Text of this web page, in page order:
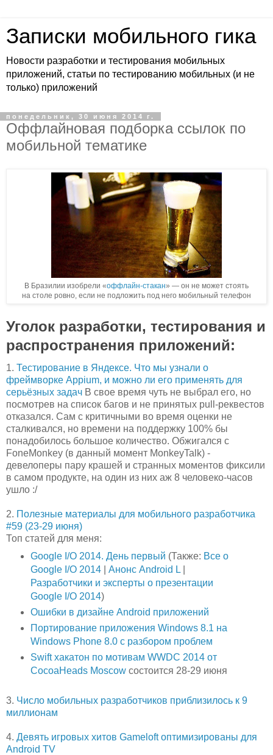
Записки мобильного гика
Новости разработки и тестирования мобильных
приложений, статьи по тестированию мобильных (и не
только) приложений
понедельник, 30 июня 2014 г.
Оффлайновая подборка ссылок по
мобильной тематике
В Бразилии изобрели «оффлайн-стакан» — он не может стоять
на столе ровно, если не подложить под него мобильный телефон
Уголок разработки, тестирования и
распространения приложений:
1. Тестирование в Яндексе. Что мы узнали о
фреймворке Appium, и можно ли его применять для
серьёзных задач В свое время чуть не выбрал его, но
посмотрев на список багов и не принятых pull-реквестов
отказался. Сам с критичными во время оценки не
сталкивался, но времени на поддержку 100% бы
понадобилось большое количество. Обжигался с
FoneMonkey (в данный момент MonkeyTalk) -
девелоперы пару крашей и странных моментов фиксили
в самом продукте, на один из них аж 8 человеко-часов
ушло :/
2. Полезные материалы для мобильного разработчика
#59 (23-29 июня)
Топ статей для меня:
Google I/O 2014. День первый (Также: Все о
Google I/O 2014| Анонс Android L|
Разработчики и эксперты о презентации
Google I/O 2014)
Ошибки в дизайне Android приложений
Портирование приложения Windows 8.1 на
Windows Phone 8.0 с разбором проблем
Swift хакатон по мотивам WWDC 2014 от
CocoaHeads Moscowсостоится 28-29 июня
3. Число мобильных разработчиков приблизилось к 9
миллионам
4. Девять игровых хитов Gameloft оптимизированы для
Android TV